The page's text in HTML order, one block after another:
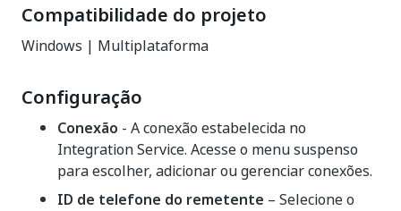
Compatibilidade do projeto
Windows | Multiplataforma
Configuração
Conexão - A conexão estabelecida no
Integration Service. Acesse o menu suspenso
para escolher, adicionar ou gerenciar conexões.
ID de telefone do remetente – Selecione o